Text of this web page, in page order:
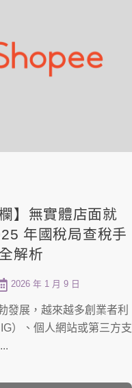
】無實體店面就
年國稅局查稅手
解析
2026 年 1 月 9 日
發展，越來越多創業者利
）、個人網站或第三方支